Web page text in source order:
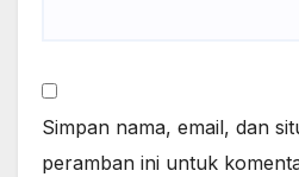
Simpan nama, email, dan
peramban ini untuk